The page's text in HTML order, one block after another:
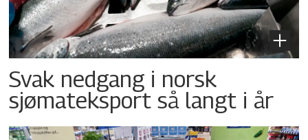
Svak nedgang i norsk
sjømateksport så langt i år